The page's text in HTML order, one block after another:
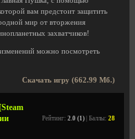
вам предстоит защитить
мир от вторжения
захватчиков!
можно посмотреть
Скачать игру (662.99 Мб.)
Рейтинг: 2.0 (1) | Баллы: 28